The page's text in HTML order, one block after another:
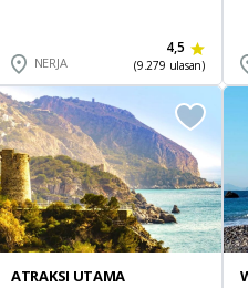
NERJA
4,5
(9.279 ulasan)
ATRAKSI UTAMA